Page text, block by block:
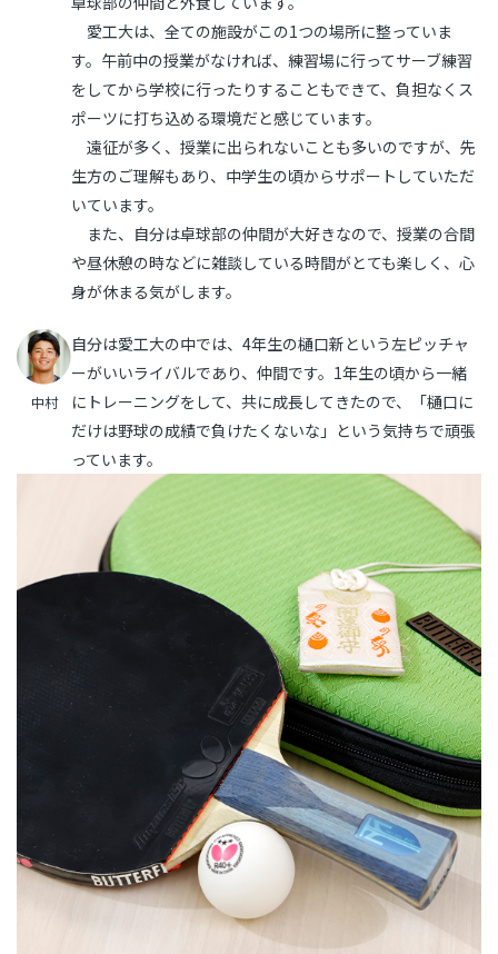
愛工大は、全ての施設がこの1つの場所に整っていま
す。午前中の授業がなければ、練習場に行ってサーブ練習
をしてから学校に行ったりすることもできて、負担なくス
ポーツに打ち込める環境だと感じています。
遠征が多く、授業に出られないことも多いのですが、先
生方のご理解もあり、中学生の頃からサポートしていただ
いています。
また、自分は卓球部の仲間が大好きなので、授業の合間
や昼休憩の時などに雑談している時間がとても楽しく、心
身が休まる気がします。
中村
自分は愛工大の中では、4年生の樋口新という左ピッチャ
ーがいいライバルであり、仲間です。1年生の頃から一緒
にトレーニングをして、共に成長してきたので、「樋口に
だけは野球の成績で負けたくないな」という気持ちで頑張
っています。